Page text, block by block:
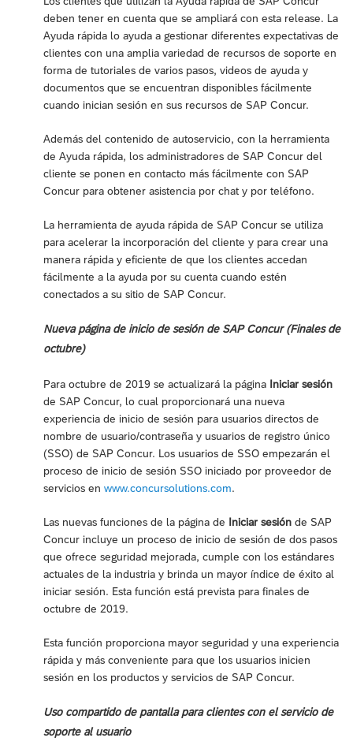
deben tener en cuenta que se ampliará con esta release. La
Ayuda rápida lo ayuda a gestionar diferentes expectativas de
clientes con una amplia variedad de recursos de soporte en
forma de tutoriales de varios pasos, videos de ayuda y
documentos que se encuentran disponibles fácilmente
cuando inician sesión en sus recursos de SAP Concur.
Además del contenido de autoservicio, con la herramienta
de Ayuda rápida, los administradores de SAP Concur del
cliente se ponen en contacto más fácilmente con SAP
Concur para obtener asistencia por chat y por teléfono.
La herramienta de ayuda rápida de SAP Concur se utiliza
para acelerar la incorporación del cliente y para crear una
manera rápida y eficiente de que los clientes accedan
fácilmente a la ayuda por su cuenta cuando estén
conectados a su sitio de SAP Concur.
Nueva página de inicio de sesión de SAP Concur (Finales de
octubre)
Para octubre de 2019 se actualizará la página Iniciar sesión
de SAP Concur, lo cual proporcionará una nueva
experiencia de inicio de sesión para usuarios directos de
nombre de usuario/contraseña y usuarios de registro único
(SSO) de SAP Concur. Los usuarios de SSO empezarán el
proceso de inicio de sesión SSO iniciado por proveedor de
servicios en www.concursolutions.com.
Las nuevas funciones de la página de Iniciar sesión de SAP
Concur incluye un proceso de inicio de sesión de dos pasos
que ofrece seguridad mejorada, cumple con los estándares
actuales de la industria y brinda un mayor índice de éxito al
iniciar sesión. Esta función está prevista para finales de
octubre de 2019.
Esta función proporciona mayor seguridad y una experiencia
rápida y más conveniente para que los usuarios inicien
sesión en los productos y servicios de SAP Concur.
Uso compartido de pantalla para clientes con el servicio de
soporte al usuario